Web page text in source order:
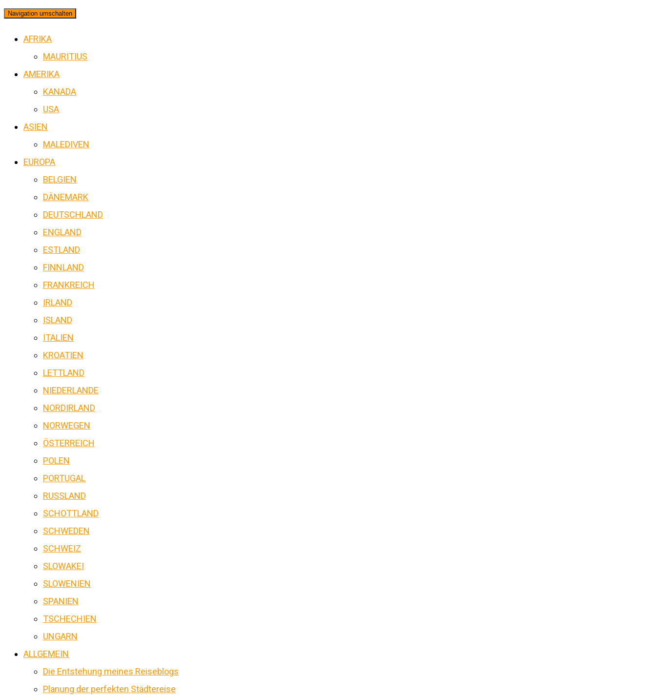
Navigation umschalten
AFRIKA
MAURITIUS
AMERIKA
KANADA
USA
ASIEN
MALEDIVEN
EUROPA
BELGIEN
DÄNEMARK
DEUTSCHLAND
ENGLAND
ESTLAND
FINNLAND
FRANKREICH
IRLAND
ISLAND
ITALIEN
KROATIEN
LETTLAND
NIEDERLANDE
NORDIRLAND
NORWEGEN
ÖSTERREICH
POLEN
PORTUGAL
RUSSLAND
SCHOTTLAND
SCHWEDEN
SCHWEIZ
SLOWAKEI
SLOWENIEN
SPANIEN
TSCHECHIEN
UNGARN
ALLGEMEIN
Die Entstehung meines Reiseblogs
Planung der perfekten Städtereise